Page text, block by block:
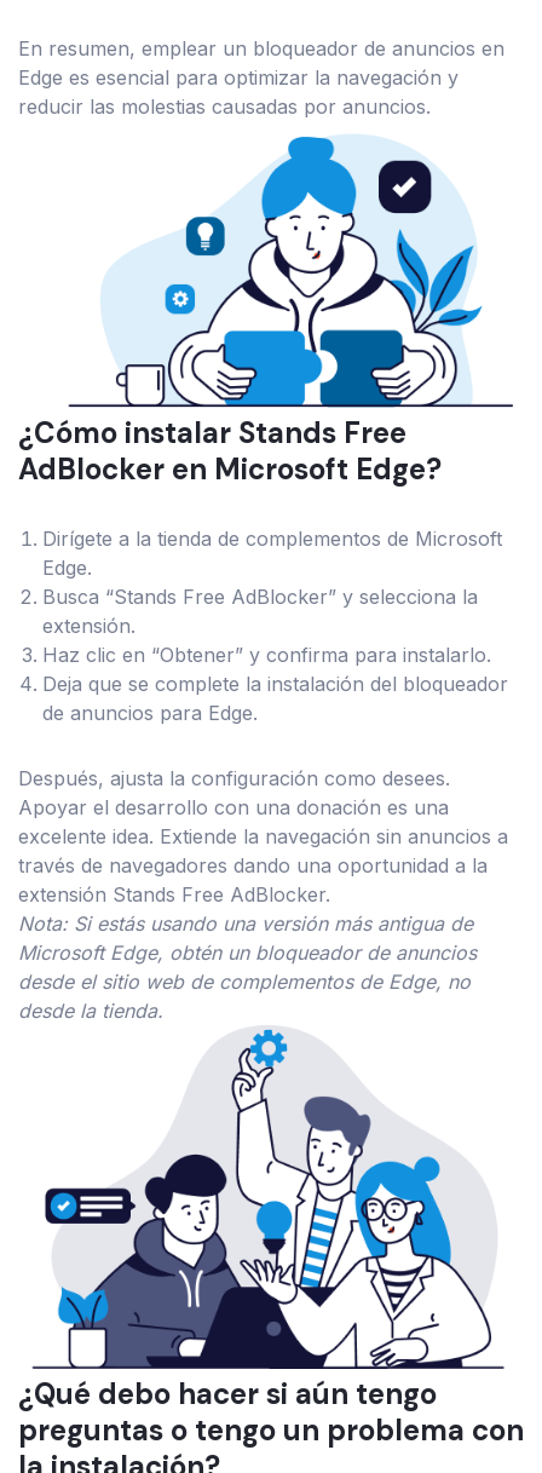
En resumen, emplear un bloqueador de anuncios en
Edge es esencial para optimizar la navegación y
reducir las molestias causadas por anuncios.
¿Cómo instalar Stands Free
AdBlocker en Microsoft Edge?
Dirígete a la tienda de complementos de Microsoft
Edge.
Busca “Stands Free AdBlocker” y selecciona la
extensión.
Haz clic en “Obtener” y confirma para instalarlo.
Deja que se complete la instalación del bloqueador
de anuncios para Edge.
Después, ajusta la configuración como desees.
Apoyar el desarrollo con una donación es una
excelente idea. Extiende la navegación sin anuncios a
través de navegadores dando una oportunidad a la
extensión Stands Free AdBlocker.
Nota: Si estás usando una versión más antigua de
Microsoft Edge, obtén un bloqueador de anuncios
desde el sitio web de complementos de Edge, no
desde la tienda.
¿Qué debo hacer si aún tengo
preguntas o tengo un problema con